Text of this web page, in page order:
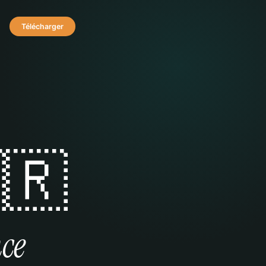
Télécharger